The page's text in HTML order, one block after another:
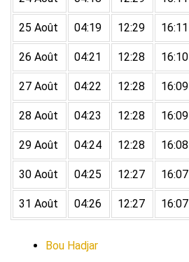
25 Août 04:19 12:29 16:11
26 Août 04:21 12:28 16:10
27 Août 04:22 12:28 16:09
28 Août 04:23 12:28 16:09
29 Août 04:24 12:28 16:08
30 Août 04:25 12:27 16:07
31 Août 04:26 12:27 16:07
Bou Hadjar